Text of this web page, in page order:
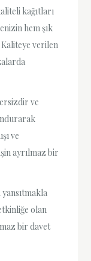
kağıtları
hem şık
Kaliteye verilen
ve
ve
ayrılmaz bir
olan
bir davet